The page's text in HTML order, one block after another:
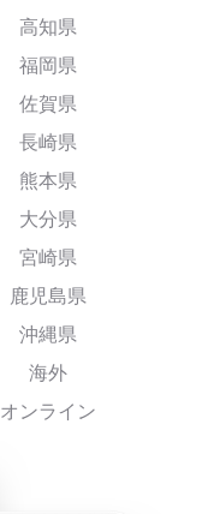
高知県
福岡県
佐賀県
長崎県
熊本県
大分県
宮崎県
鹿児島県
沖縄県
海外
オンライン